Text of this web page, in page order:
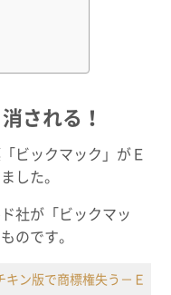
される！
ビックマック」がＥ
した。
社が「ビックマッ
のです。
ン版で商標権失う－Ｅ